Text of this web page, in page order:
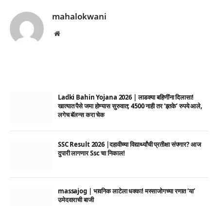
mahalokwani
Website
Ladki Bahin Yojana 2026 | लाडक्या बहिणींना दिलासा!
खात्यात पैसे जमा होण्यास सुरुवात; 4500 नाही तर ‘इतके’ रुपये आले,
लगेच बॅलन्स करा चेक
SSC Result 2026 |दहावीच्या विद्यार्थ्यांची प्रतीक्षा संपणार? आज
दुपारी लागणार Ssc चा निकाल!
massajog | भावनिक लाटेला धक्का! मस्साजोगच्या रणात ‘या’
उमेदवाराची बाजी